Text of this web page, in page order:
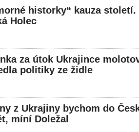
historky“ kauza století.
Holec
za útok Ukrajince
politiky ze židle
z Ukrajiny bychom do
míní Doležal